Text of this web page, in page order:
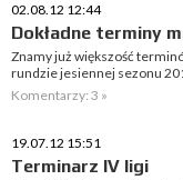
02.08.12 12:44
Dokładne terminy
Znamy już większość
rundzie jesiennej sezonu
Komentarzy: 3 »
19.07.12 15:51
Terminarz IV ligi